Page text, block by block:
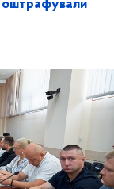
оштрафували